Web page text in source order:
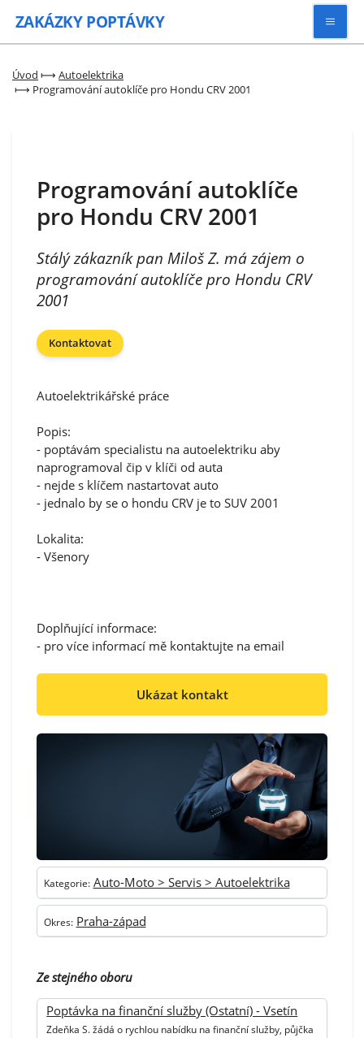
ZAKÁZKY POPTÁVKY
Zaregistrovat se
Úvod ⟼ Autoelektrika
⟼ Programování autoklíče pro Hondu CRV 2001
Programování autoklíče
pro Hondu CRV 2001
Stálý zákazník pan Miloš Z. má zájem o
programování autoklíče pro Hondu CRV
2001
Kontaktovat
Autoelektrikářské práce
Popis:
- poptávám specialistu na autoelektriku aby
naprogramoval čip v klíči od auta
- nejde s klíčem nastartovat auto
- jednalo by se o hondu CRV je to SUV 2001
Lokalita:
- Všenory
Doplňující informace:
- pro více informací mě kontaktujte na email
Ukázat kontakt
Kategorie: Auto-Moto > Servis > Autoelektrika
Okres: Praha-západ
Ze stejného oboru
Poptávka na finanční služby (Ostatní) - Vsetín
Zdeňka S. žádá o rychlou nabídku na finanční služby, půjčka